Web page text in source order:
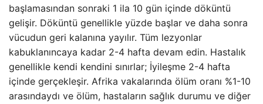
başlamasından sonraki 1 ila 10 gün içinde döküntü
gelişir. Döküntü genellikle yüzde başlar ve daha sonra
vücudun geri kalanına yayılır. Tüm lezyonlar
kabuklanıncaya kadar 2-4 hafta devam edin. Hastalık
genellikle kendi kendini sınırlar; İyileşme 2-4 hafta
içinde gerçekleşir. Afrika vakalarında ölüm oranı %1-10
arasındaydı ve ölüm, hastaların sağlık durumu ve diğer